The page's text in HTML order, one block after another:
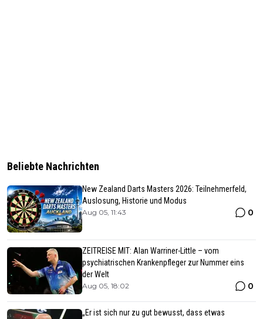
Beliebte Nachrichten
New Zealand Darts Masters 2026: Teilnehmerfeld,
Auslosung, Historie und Modus
Aug 05, 11:43 0
ZEITREISE MIT: Alan Warriner-Little – vom
psychiatrischen Krankenpfleger zur Nummer eins
der Welt
Aug 05, 18:02 0
„Er ist sich nur zu gut bewusst, dass etwas